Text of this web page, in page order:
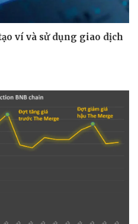
ví và sử dụng giao dịch